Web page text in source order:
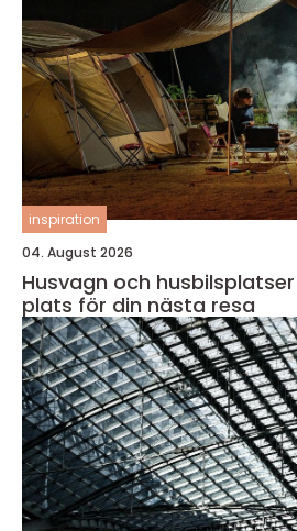
inspiration
04. August 2026
Husvagn och husbilsplatser så hittar du rätt
plats för din nästa resa